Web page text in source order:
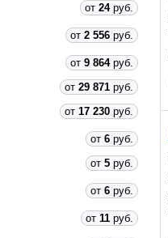
от 24руб.
от 2 556 руб.
от 9 864руб.
от 29 871 руб.
от 17 230 руб.
от 6 руб.
от 5 руб.
от 6 руб.
от 11 руб.